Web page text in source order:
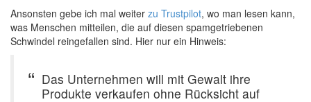
Ansonsten gebe ich mal weiter zu Trustpilot, wo man lesen kann,
was Menschen mitteilen, die auf diesen spamgetriebenen
Schwindel reingefallen sind. Hier nur ein Hinweis:
Das Unternehmen will mit Gewalt ihre
Produkte verkaufen ohne Rücksicht auf